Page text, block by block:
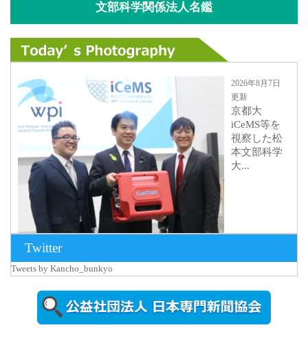
文部科学関係法人名鑑
2026年8月7日
更新
京都大
iCeMS等を
視察した松
本文部科学
大...
2026年8月5日
更新
農工大で大
Twitter
Tweets by Kancho_bunkyo